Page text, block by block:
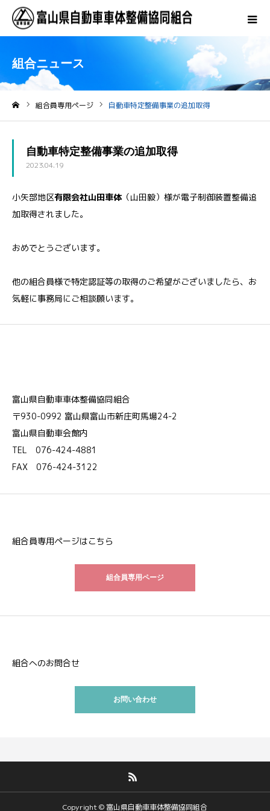
組合ニュース
組合員専用ページ 自動車特定整備事業の追加取得
自動車特定整備事業の追加取得
2023.04.19
小矢部地区有限会社山田車体（山田毅）様が電子制御装置整備追
加取得されました。
おめでとうございます。
他の組合員様で特定認証等の取得のご希望がございましたら、お
気軽に事務局にご相談願います。
富山県自動車車体整備協同組合
〒930-0992 富山県富山市新庄町馬場24-2
富山県自動車会館内
TEL 076-424-4881
FAX 076-424-3122
組合員専用ページはこちら
組合員専用ページ
組合へのお問合せ
お問い合わせ
Copyright © 富山県自動車車体整備協同組合